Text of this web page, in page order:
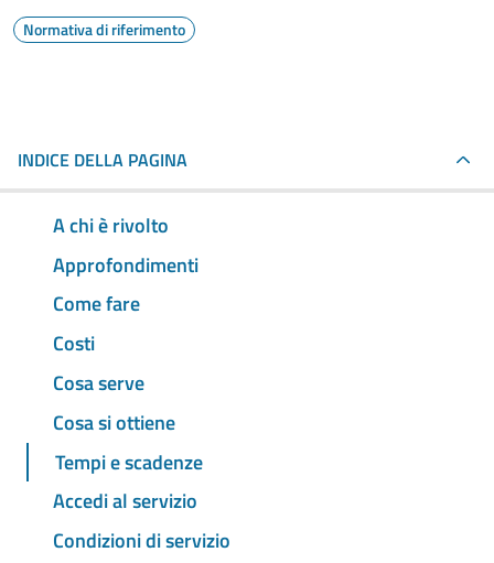
Normativa di riferimento
INDICE DELLA PAGINA
A chi è rivolto
Approfondimenti
Come fare
Costi
Cosa serve
Cosa si ottiene
Tempi e scadenze
Accedi al servizio
Condizioni di servizio